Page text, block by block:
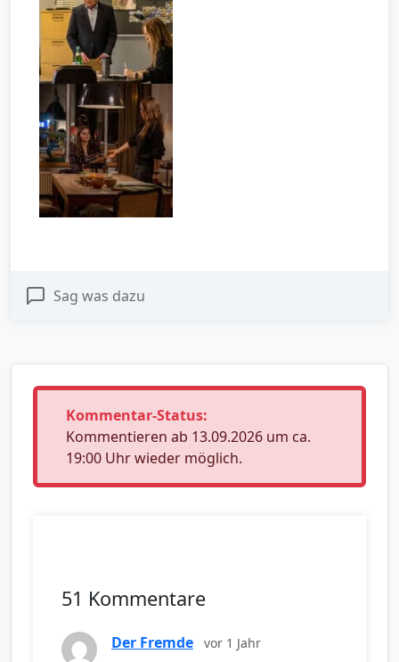
Sag was dazu
Kommentar-Status:
Kommentieren ab 13.09.2026 um ca.
19:00 Uhr wieder möglich.
51 Kommentare
Der Fremde vor 1 Jahr